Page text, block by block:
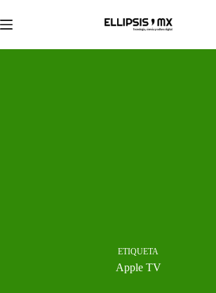
al
contenido
ETIQUETA
Apple TV